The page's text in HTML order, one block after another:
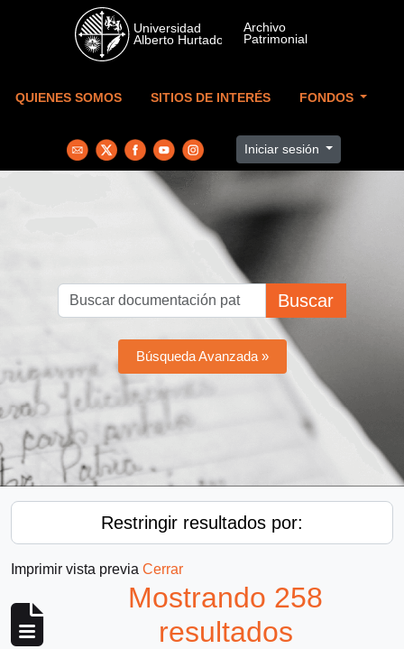
Skip to main content
QUIENES SOMOS SITIOS DE INTERÉS FONDOS
Iniciar sesión
Buscar
Búsqueda Avanzada »
Restringir resultados por:
Imprimir vista previa Cerrar
Mostrando 258
resultados